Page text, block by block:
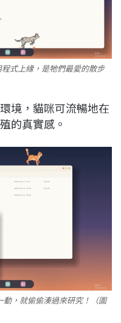
式上緣，是牠們最愛的散步
境，貓咪可流暢地在
的真實感。
，就偷偷湊過來研究！（圖